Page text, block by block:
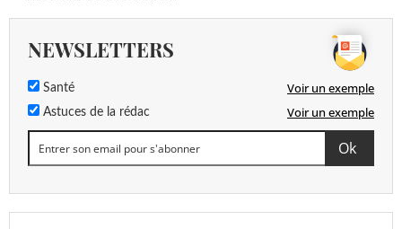
NEWSLETTERS
Santé Voir un exemple
Astuces de la rédac Voir un exemple